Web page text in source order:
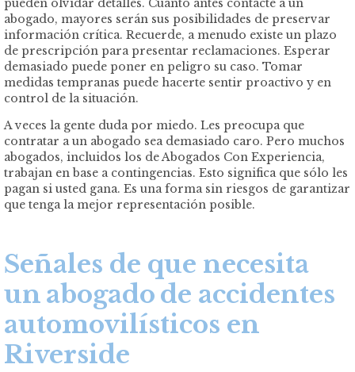
pueden olvidar detalles. Cuanto antes contacte a un
abogado, mayores serán sus posibilidades de preservar
información crítica. Recuerde, a menudo existe un plazo
de prescripción para presentar reclamaciones. Esperar
demasiado puede poner en peligro su caso. Tomar
medidas tempranas puede hacerte sentir proactivo y en
control de la situación.
A veces la gente duda por miedo. Les preocupa que
contratar a un abogado sea demasiado caro. Pero muchos
abogados, incluidos los de Abogados Con Experiencia,
trabajan en base a contingencias. Esto significa que sólo les
pagan si usted gana. Es una forma sin riesgos de garantizar
que tenga la mejor representación posible.
Señales de que necesita
un abogado de accidentes
automovilísticos en
Riverside